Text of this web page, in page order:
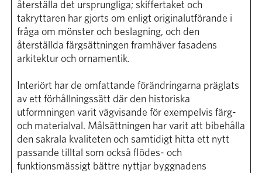
återställa det ursprungliga; skiffertaket och
takryttaren har gjorts om enligt originalutförande i
fråga om mönster och beslagning, och den
återställda färgsättningen framhäver fasadens
arkitektur och ornamentik.
Interiört har de omfattande förändringarna präglats
av ett förhållningssätt där den historiska
utformningen varit vägvisande för exempelvis färg-
och materialval. Målsättningen har varit att bibehålla
den sakrala kvaliteten och samtidigt hitta ett nytt
passande tilltal som också flödes- och
funktionsmässigt bättre nyttjar byggnadens